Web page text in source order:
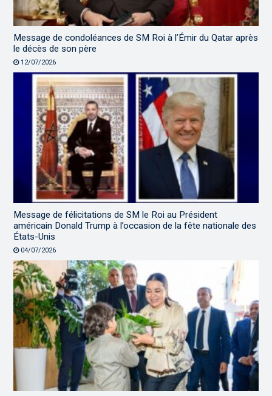
Message de condoléances de SM Roi à l’Émir du Qatar après
le décès de son père
12/07/2026
Message de félicitations de SM le Roi au Président
américain Donald Trump à l’occasion de la fête nationale des
États-Unis
04/07/2026